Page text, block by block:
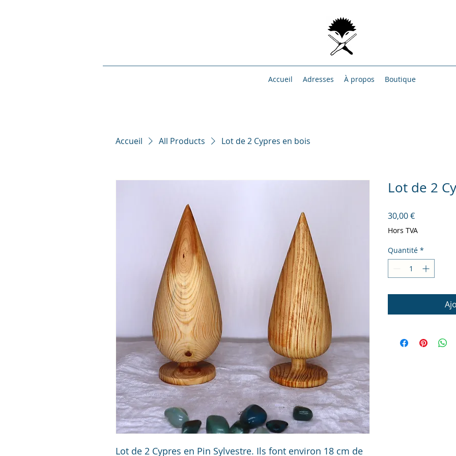
Accueil Adresses À propos Boutique
Accueil All Products Lot de 2 Cypres en bois
Lot de 2 Cypres en Pin Sylvestre. Ils font environ 18 cm de
Lot de 2
30,00 €Prix
Hors TVA
Quantité *